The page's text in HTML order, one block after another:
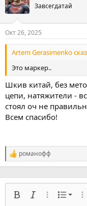
Завсегдатай
Окт 26, 2025
Artem Gerasimenko
Это маркер..
Шкив китай, без
цепи, натяжители -
стоял оч не
Всем спасибо!
Р
е
к
романофф
ЖирныйКурсив Список